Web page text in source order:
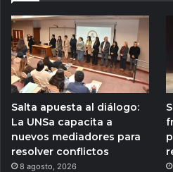
Salta apuesta al diálogo:
La UNSa capacita a
nuevos mediadores para
resolver conflictos
8 agosto, 2026